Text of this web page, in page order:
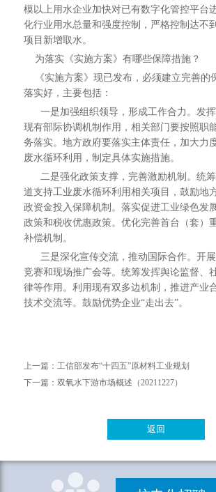
模以上用水企业加快对已有数字化管控平台
化行业用水总量和强度控制，严格控制达不
项目新增取水。
为落实《实施方案》有哪些保障措施？
《实施方案》现已发布，必须建立完善的
落实好，主要包括：
一是加强组织领导，形成工作合力。发挥
现有部际协调机制作用，相关部门要按照职
务落实。地方政府要落实主体责任，加大力
废水循环利用，制定具体实施措施。
二是强化政策支撑，完善激励机制。统筹
道支持工业废水循环利用相关项目，鼓励地
政资金投入保障机制。落实促进工业绿色发
政策和税收优惠政策。优化完善首台（套）
补偿机制。
三是深化宣传交流，推动国际合作。开展
竞赛和现场推广会等。统筹发挥舆论监督、
律等作用。利用现有双多边机制，推进产业
技术交流等。鼓励优势企业“走出去”。
上一篇： 工信部发布“十四五”原材料工业规划
下一篇： 双氧水下游市场概述（20211227）
返回